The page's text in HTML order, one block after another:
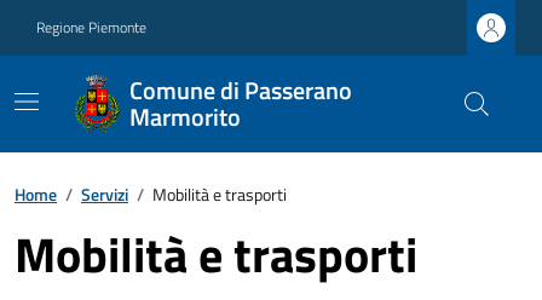
Regione Piemonte
Comune di Passerano
Marmorito
Home / Servizi / Mobilità e trasporti
Mobilità e trasporti